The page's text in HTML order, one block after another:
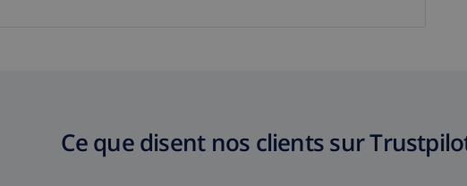
Ce que disent nos clients sur